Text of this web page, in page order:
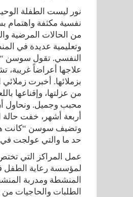
نور ليست الطفلة
نفسية مكثفة واهتمام
من الحالات المرضية
وتعليمية عديدة في
النفسي. تقول سوسن
علاجها أعراضاً غريبة،
بزملائها. أخبرت
من عزلتها، وإقناعها
محبب وجميل. ونحاول
أربعة أشهر، خفت
وتضيف سوسن “كانت
حد ما والتي عولجت في
عمل المراكز التي
المنشطة ومدربة
الطلبات والحاجيات